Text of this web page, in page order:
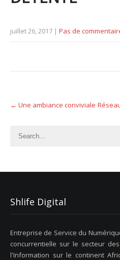
juillet 26, 2017 | Pas de
o
a
t
o
n
← Une ambiance conviviale
Shlife Digital
Entreprise de Service du
concurrentielle sur le secteur
l'Information sur le continent